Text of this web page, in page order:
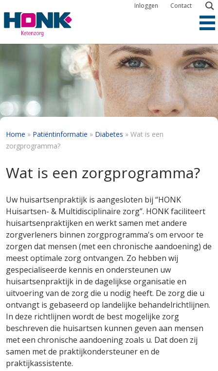
naar
gaan
Inloggen Contact
Kruimelpad
Home Patiëntinformatie Diabetes
Wat is een
zorgprogramma?
Wat is een zorgprogramma?
Uw huisartsenpraktijk is aangesloten bij “HONK
Huisartsen- & Multidisciplinaire zorg”. HONK faciliteert
huisartsenpraktijken en werkt samen met andere
zorgverleners binnen zorgprogramma's om ervoor te
zorgen dat mensen (met een chronische aandoening) de
meest optimale zorg ontvangen. Zo hebben wij
gespecialiseerde kennis en ondersteunen uw
huisartsenpraktijk in de dagelijkse organisatie en
uitvoering van de zorg die u nodig heeft. De zorg die u
ontvangt is gebaseerd op landelijke behandelrichtlijnen.
In deze richtlijnen wordt de best mogelijke zorg
beschreven die huisartsen kunnen geven aan mensen
met een chronische aandoening zoals u. Dat doen zij
samen met de praktijkondersteuner en de
praktijkassistente.